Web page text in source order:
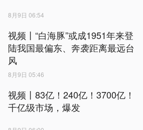
8月9日 06:54
视频丨“白海豚”或成1951年来登
陆我国最偏东、奔袭距离最远台
风
8月9日 05:46
视频丨83亿！240亿！3700亿！
千亿级市场，爆发